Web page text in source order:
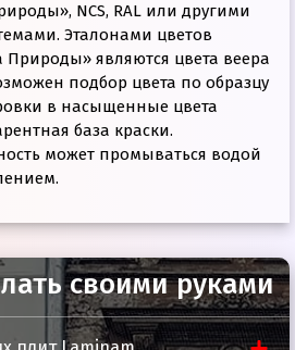
NCS, RAL или другими
Эталонами цветов
являются цвета веера
подбор цвета по образцу
в насыщенные цвета
база краски.
может промываться водой
не более 60 мкм
МБ
своими руками